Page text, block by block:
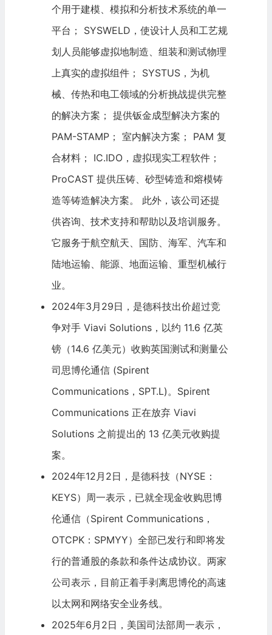
个用于建模、模拟和分析技术系统的单一
平台； SYSWELD，使设计人员和工艺规
划人员能够虚拟地制造、组装和测试物理
上真实的虚拟组件； SYSTUS，为机
械、传热和电工领域的分析挑战提供完整
的解决方案； 提供钣金成型解决方案的
PAM-STAMP； 室内解决方案； PAM 复
合材料； IC.IDO， 虚拟现实工程软件；
ProCAST 提供压铸、砂型铸造和熔模铸
造等铸造解决方案。 此外，该公司还提
供咨询、技术支持和帮助以及培训服务。
它服务于航空航天、国防、海军、汽车和
陆地运输、能源、地面运输、重型机械行
业。
2024年3月29日，是德科技出价超过竞
争对手 Viavi Solutions，以约 11.6 亿英
镑（14.6 亿美元）收购英国测试和测量公
司思博伦通信 (Spirent
Communications，SPT.L)。Spirent
Communications 正在放弃 Viavi
Solutions 之前提出的 13 亿美元收购提
案。
2024年12月2日，是德科技（NYSE：
KEYS）周一表示，已就全现金收购思博
伦通信（Spirent Communications，
OTCPK：SPMYY）全部已发行和即将发
行的普通股的条款和条件达成协议。两家
公司表示，目前正着手剥离思博伦的高速
以太网和网络安全业务线。
2025年6月2日，美国司法部周一表示，